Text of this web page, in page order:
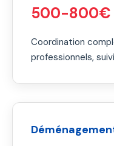
500-800€
Coordination
professionnels,